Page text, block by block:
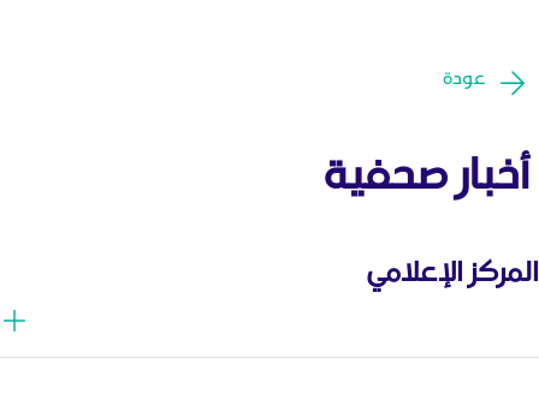
عودة
أخبار صحفية
المركز الإعلامي